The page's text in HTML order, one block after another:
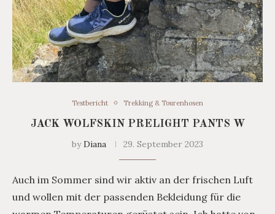
Testbericht Trekking & Tourenhosen
JACK WOLFSKIN PRELIGHT PANTS W
byDiana 29. September 2023
Auch im Sommer sind wir aktiv an der frischen Luft
und wollen mit der passenden Bekleidung für die